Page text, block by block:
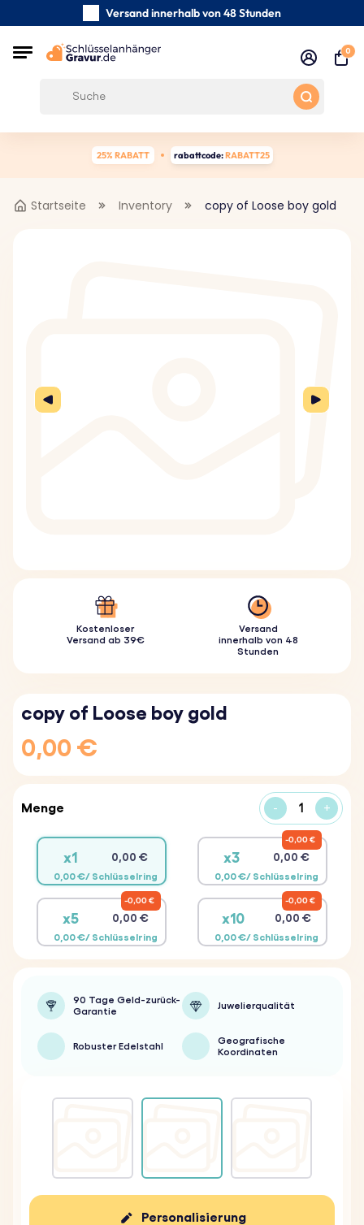
Versand innerhalb von 48 Stunden
0
25% RABATT rabattcode:RABATT25
Startseite Inventory copy of Loose boy gold
Kostenloser
Versand ab 39€
Versand
innerhalb von 48
Stunden
copy of Loose boy gold
0,00 €
Menge - +
x1 0,00 €
0,00 €/ Schlüsselring
x3 0,00 €
0,00 €/ Schlüsselring
0,00 €
x5 0,00 €
0,00 €/ Schlüsselring
0,00 €
x10 0,00 €
0,00 €/ Schlüsselring
0,00 €
90 Tage Geld-zurück-
Garantie
Juwelierqualität
Robuster Edelstahl
Geografische
Koordinaten
Personalisierung